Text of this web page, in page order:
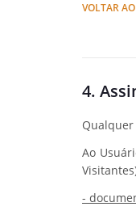
VOLTAR
4.
Ao
-